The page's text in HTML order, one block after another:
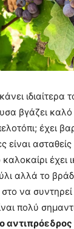
ιδιαίτερα
βγάζει καλό
έχει
είναι
έχει
αλλά το
να
πολύ